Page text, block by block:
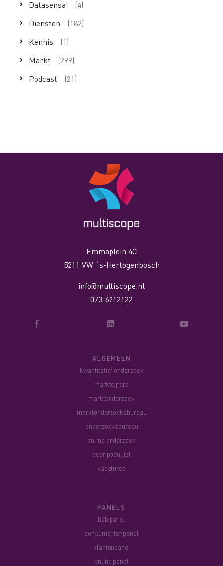
Datasensai
(4)
Diensten
(182)
Kennis
(1)
Markt
(299)
Podcast
(21)
Emmaplein 4C
5211 VW ´s-Hertogenbosch
info@multiscope.nl
073-6212122
ALGEMEEN
kwantitatief onderzoek
marktcijfers
marktonderzoek
marktonderzoeksbureau
onderzoeksbureau
online onderzoek
begrippenlijst
vacatures
PANELS
b2b panel
consumentenpanel
klantenpanel
online panel